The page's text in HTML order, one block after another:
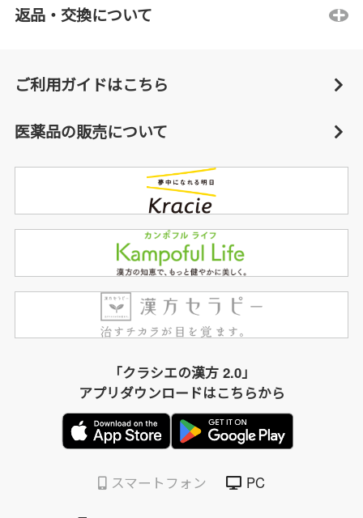
返品・交換について
ご利用ガイドはこちら
医薬品の販売について
「クラシエの漢方 2.0」
アプリダウンロードはこちらから
スマートフォン PC